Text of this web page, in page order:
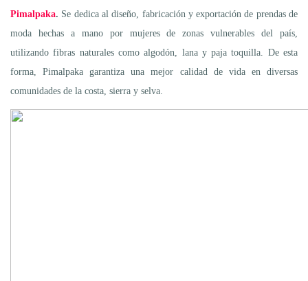
Pimalpaka. Se dedica al diseño, fabricación y exportación de prendas de
moda hechas a mano por mujeres de zonas vulnerables del país,
utilizando fibras naturales como algodón, lana y paja toquilla. De esta
forma, Pimalpaka garantiza una mejor calidad de vida en diversas
comunidades de la costa, sierra y selva.